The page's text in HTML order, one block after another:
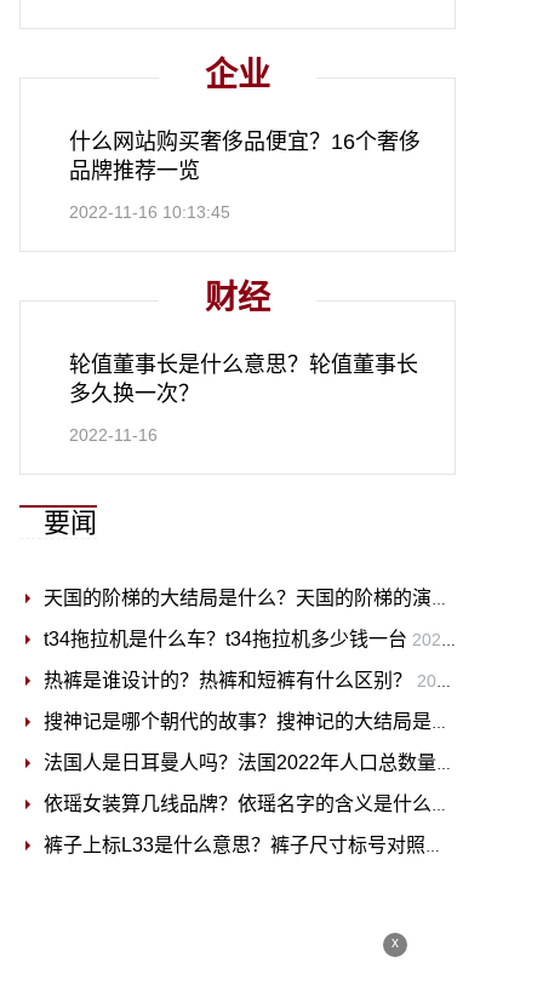
企业
什么网站购买奢侈品便宜？16个奢侈
品牌推荐一览
2022-11-16 10:13:45
财经
轮值董事长是什么意思？轮值董事长
多久换一次？
2022-11-16
要闻
天国的阶梯的大结局是什么？天国的阶梯的演员表
t34拖拉机是什么车？t34拖拉机多少钱一台 2022-11-16
热裤是谁设计的？热裤和短裤有什么区别？ 2022-11-16
搜神记是哪个朝代的故事？搜神记的大结局是什么？
法国人是日耳曼人吗？法国2022年人口总数量是多少？
依瑶女装算几线品牌？依瑶名字的含义是什么？
裤子上标L33是什么意思？裤子尺寸标号对照表
x